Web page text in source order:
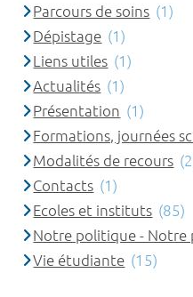
Parcours de soins (1)
Dépistage (1)
Liens utiles (1)
Actualités (1)
Présentation (1)
Formations, journées
Modalités de recours
Contacts (1)
Ecoles et instituts (85)
Notre politique - Notre
Vie étudiante (15)